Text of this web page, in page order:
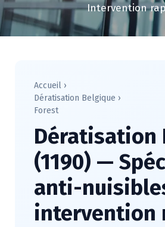
Intervention
Accueil ›
Dératisation Belgique ›
Forest
Dératisation
(1190) —
anti-
intervention